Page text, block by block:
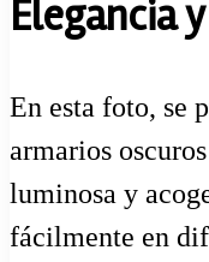
Elegancia
En esta foto, se
armarios
luminosa y
fácilmente en